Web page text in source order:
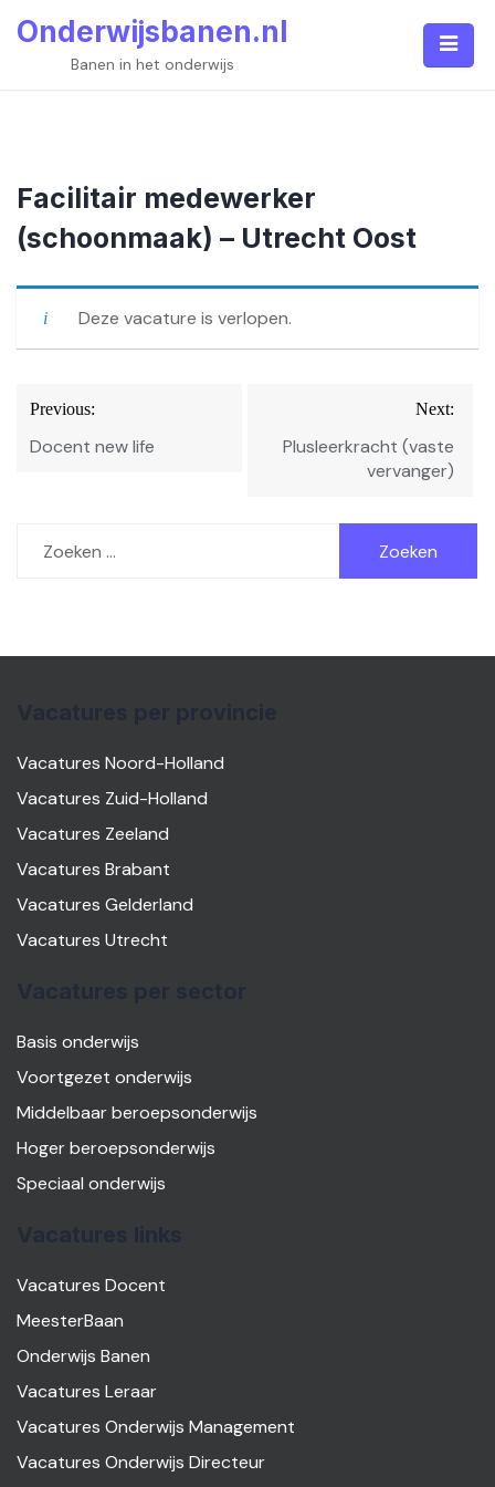
Onderwijsbanen.nl
Banen in het onderwijs
Facilitair medewerker
(schoonmaak) – Utrecht Oost
Deze vacature is verlopen.
Bericht
navigatie
Previous:
Docent new life
Next:
Plusleerkracht (vaste
vervanger)
naar:
Vacatures Noord-Holland
Vacatures Zuid-Holland
Vacatures Zeeland
Vacatures Brabant
Vacatures Gelderland
Vacatures Utrecht
Basis onderwijs
Voortgezet onderwijs
Middelbaar beroepsonderwijs
Hoger beroepsonderwijs
Speciaal onderwijs
Vacatures Docent
MeesterBaan
Onderwijs Banen
Vacatures Leraar
Vacatures Onderwijs Management
Vacatures Onderwijs Directeur